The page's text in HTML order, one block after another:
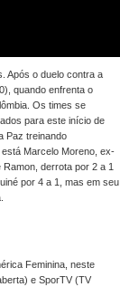
Após o duelo contra a
quando enfrenta o
Os times se
para este início de
Paz treinando
Marcelo Moreno, ex-
derrota por 2 a 1
por 4 a 1, mas em seu
Feminina, neste
e SporTV (TV